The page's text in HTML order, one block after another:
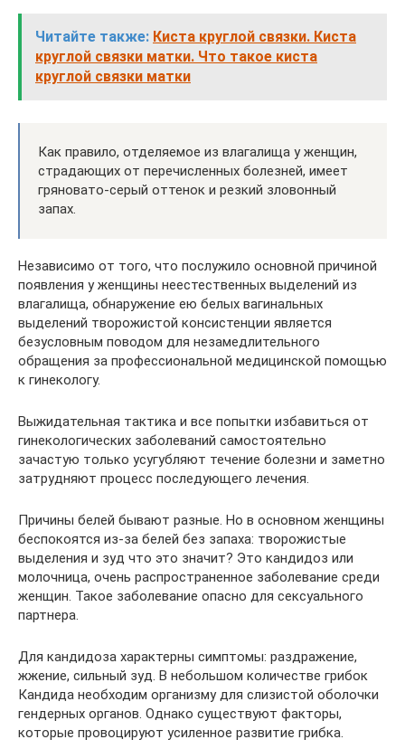
Читайте также: Киста круглой связки. Киста
круглой связки матки. Что такое киста
круглой связки матки
Как правило, отделяемое из влагалища у женщин,
страдающих от перечисленных болезней, имеет
гряновато-серый оттенок и резкий зловонный
запах.
Независимо от того, что послужило основной причиной
появления у женщины неестественных выделений из
влагалища, обнаружение ею белых вагинальных
выделений творожистой консистенции является
безусловным поводом для незамедлительного
обращения за профессиональной медицинской помощью
к гинекологу.
Выжидательная тактика и все попытки избавиться от
гинекологических заболеваний самостоятельно
зачастую только усугубляют течение болезни и заметно
затрудняют процесс последующего лечения.
Причины белей бывают разные. Но в основном женщины
беспокоятся из-за белей без запаха: творожистые
выделения и зуд что это значит? Это кандидоз или
молочница, очень распространенное заболевание среди
женщин. Такое заболевание опасно для сексуального
партнера.
Для кандидоза характерны симптомы: раздражение,
жжение, сильный зуд. В небольшом количестве грибок
Кандида необходим организму для слизистой оболочки
гендерных органов. Однако существуют факторы,
которые провоцируют усиленное развитие грибка.